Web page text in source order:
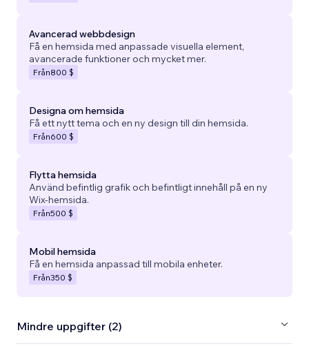
Avancerad webbdesign
Få en hemsida med anpassade visuella element,
avancerade funktioner och mycket mer.
Från800 $
Designa om hemsida
Få ett nytt tema och en ny design till din hemsida.
Från600 $
Flytta hemsida
Använd befintlig grafik och befintligt innehåll på en ny
Wix-hemsida.
Från500 $
Mobil hemsida
Få en hemsida anpassad till mobila enheter.
Från350 $
Mindre uppgifter (2)